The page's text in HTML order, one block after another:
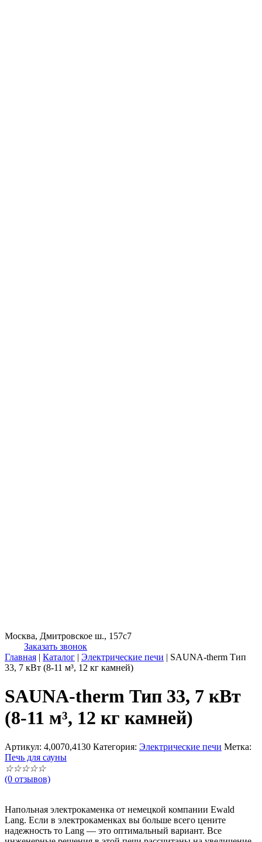
Москва, Дмитровское ш., 157с7
Заказать звонок
Главная | Каталог | Электрические печи | SAUNA-therm Тип
33, 7 кВт (8-11 м³, 12 кг камней)
SAUNA-therm Тип 33, 7 кВт
(8-11 м³, 12 кг камней)
Артикул: 4,0070,4130 Категория: Электрические печи Метка:
Печь для сауны
☆☆☆☆☆
(0 отзывов)
Напольная электрокаменка от немецкой компании Ewald
Lang. Если в электрокаменках вы больше всего цените
надежность то Lang — это оптимальный вариант. Все